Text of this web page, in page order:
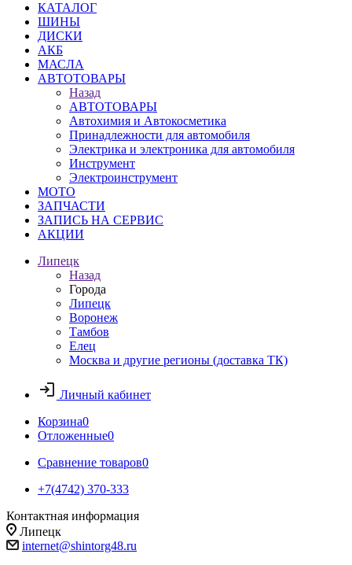
КАТАЛОГ
ШИНЫ
ДИСКИ
АКБ
МАСЛА
АВТОТОВАРЫ
Назад
АВТОТОВАРЫ
Автохимия и Автокосметика
Принадлежности для автомобиля
Электрика и электроника для автомобиля
Инструмент
Электроинструмент
МОТО
ЗАПЧАСТИ
ЗАПИСЬ НА СЕРВИС
АКЦИИ
Липецк
Назад
Города
Липецк
Воронеж
Тамбов
Елец
Москва и другие регионы (доставка ТК)
Личный кабинет
Корзина0
Отложенные0
Сравнение товаров0
+7(4742) 370-333
Контактная информация
Липецк
internet@shintorg48.ru